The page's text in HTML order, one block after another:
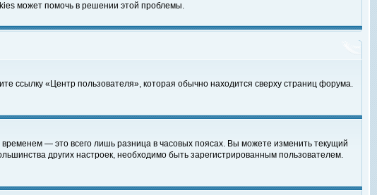
может помочь в решении этой проблемы.
ссылку «Центр пользователя», которая обычно находится сверху страниц форума.
— это всего лишь разница в часовых поясах. Вы можете изменить текущий
других настроек, необходимо быть зарегистрированным пользователем.